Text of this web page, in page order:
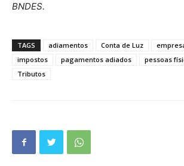
BNDES.
TAGS adiamentos Conta de Luz
impostos
pagamentos adiados pessoas
Tributos